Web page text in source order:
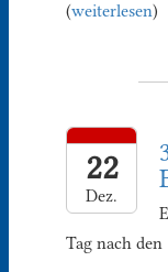
(weiterlesen)
22
Dez.
Tag nach den